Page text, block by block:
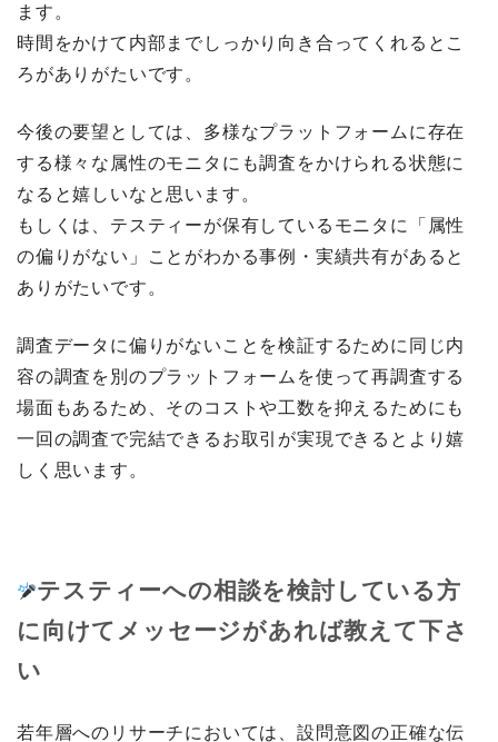
ます。
時間をかけて内部までしっかり向き合ってくれるとこ
ろがありがたいです。
今後の要望としては、多様なプラットフォームに存在
する様々な属性のモニタにも調査をかけられる状態に
なると嬉しいなと思います。
もしくは、テスティーが保有しているモニタに「属性
の偏りがない」ことがわかる事例・実績共有があると
ありがたいです。
調査データに偏りがないことを検証するために同じ内
容の調査を別のプラットフォームを使って再調査する
場面もあるため、そのコストや工数を抑えるためにも
一回の調査で完結できるお取引が実現できるとより嬉
しく思います。
テスティーへの相談を検討している方
に向けてメッセージがあれば教えて下さ
い
若年層へのリサーチにおいては、設問意図の正確な伝